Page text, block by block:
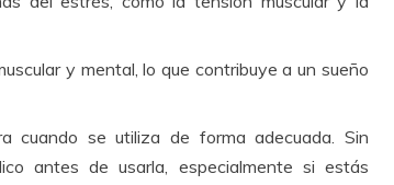
y mental, lo que contribuye a un sueño
cuando se utiliza de forma adecuada. Sin
antes de usarla, especialmente si estás